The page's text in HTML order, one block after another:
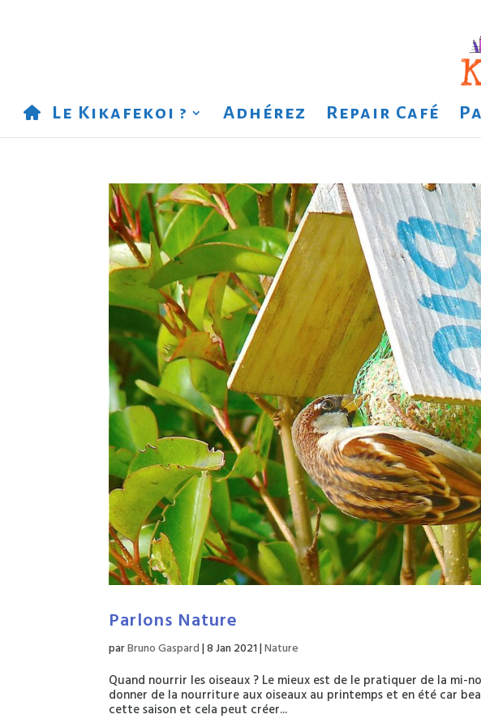
Le Kikafekoi ? Adhérez Repair Café
Parlons Nature
parBruno Gaspard|8 Jan 2021|Nature
Quand nourrir les oiseaux ? Le mieux est de le pratiquer de la mi-
donner de la nourriture aux oiseaux au printemps et en été car
cette saison et cela peut créer...